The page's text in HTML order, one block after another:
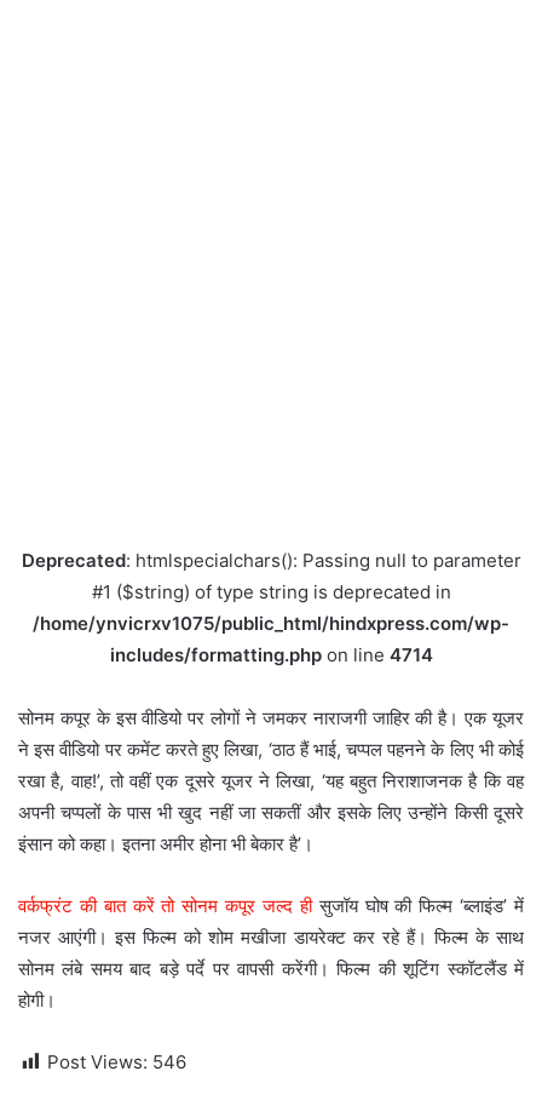
Deprecated: htmlspecialchars(): Passing null to parameter
#1 ($string) of type string is deprecated in
/home/ynvicrxv1075/public_html/hindxpress.com/wp-
includes/formatting.phpon line 4714
सोनम कपूर के इस वीडियो पर लोगों ने जमकर नाराजगी जाहिर की है। एक यूजर
ने इस वीडियो पर कमेंट करते हुए लिखा, ‘ठाठ हैं भाई, चप्पल पहनने के लिए भी कोई
रखा है, वाह!’, तो वहीं एक दूसरे यूजर ने लिखा, ‘यह बहुत निराशाजनक है कि वह
अपनी चप्पलों के पास भी खुद नहीं जा सकतीं और इसके लिए उन्होंने किसी दूसरे
इंसान को कहा। इतना अमीर होना भी बेकार है’।
वर्कफ्रंट की बात करें तो सोनम कपूर जल्द हीसुजॉय घोष की फिल्म ‘ब्लाइंड’ में
नजर आएंगी। इस फिल्म को शोम मखीजा डायरेक्ट कर रहे हैं। फिल्म के साथ
सोनम लंबे समय बाद बड़े पर्दे पर वापसी करेंगी। फिल्म की शूटिंग स्कॉटलैंड में
होगी।
Post Views: 546